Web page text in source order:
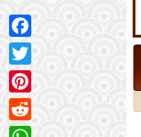
Facebook
Twitter
Pinterest
Reddit